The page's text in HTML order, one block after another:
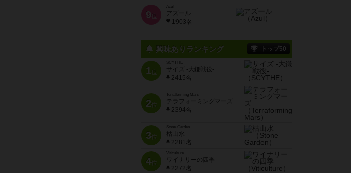
9 位
Azul
アズール
1903名
興味ありランキング トップ50
1位
SCYTHE
サイズ -大鎌戦役-
2415名
2位
Terraforming Mars
テラフォーミングマーズ
2394名
3位
Stone Garden
枯山水
2281名
4位
Viticulture
ワイナリーの四季
2272名